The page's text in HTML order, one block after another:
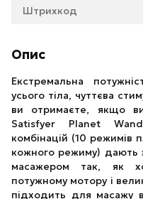
Штрихкод
Опис
Екстремальна
усього тіла, чуттєва
ви отримаєте, якщо
Satisfyer Planet
комбінацій (10 режимів
кожного режиму) дають
масажером так, як
потужному мотору і
підходить для масажу